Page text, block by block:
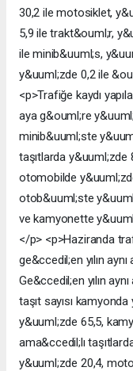
30,2 ile motosiklet,
5,9 ile trakt&ouml;r,
ile minib&uuml;s,
y&uuml;zde 0,2 ile
<p>Trafiğe kaydı
aya g&ouml;re
minib&uuml;ste
taşıtlarda
otomobilde
otob&uuml;ste
ve kamyonette
</p> <p>Haziranda
ge&ccedil;en yılın
Ge&ccedil;en yılın
taşıt sayısı
y&uuml;zde 65,5,
ama&ccedil;lı
y&uuml;zde 20,4,